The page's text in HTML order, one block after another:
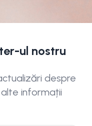
ul nostru
despre
informații